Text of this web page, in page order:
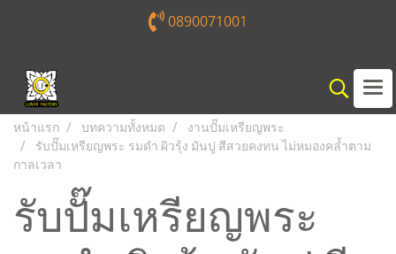
0890071001
หน้าแรก บทความทั้งหมด
งานปั๊มเหรียญพระ
รับปั๊มเหรียญพระ รมดำ ผิวรุ้ง มันปู สีสวยคงทน ไม่หมองคล้ำตาม
กาลเวลา
รับปั๊มเหรียญพระ